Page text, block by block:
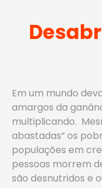
Em um mundo
amargos da
multiplicando.
abastadas” os
populações em
pessoas morrem
são desnutridos e